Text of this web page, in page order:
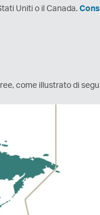
Uniti o il Canada.
come illustrato di